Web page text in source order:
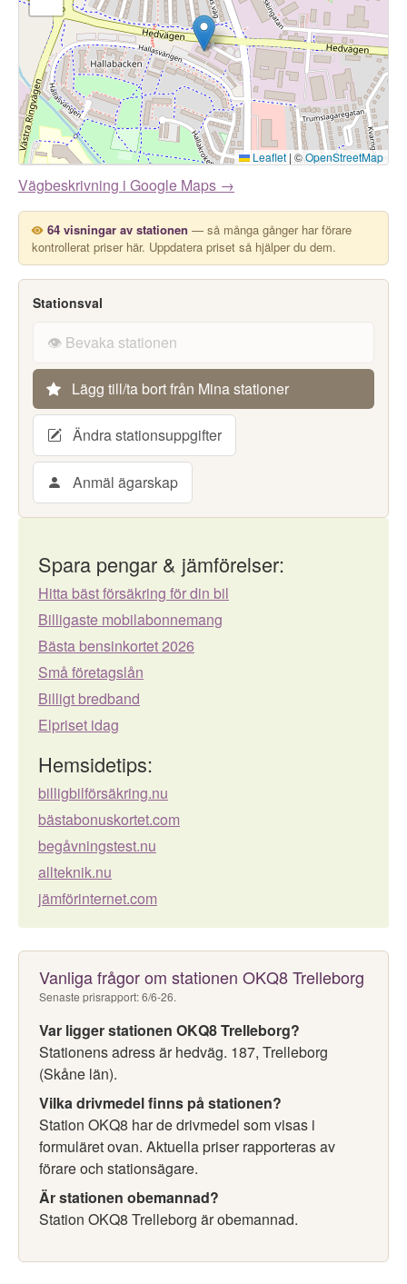
Leaflet | ©OpenStreetMap
Vägbeskrivning i Google Maps →
64 visningar av stationen — så många gånger har förare
kontrollerat priser här. Uppdatera priset så hjälper du dem.
Stationsval
👁️ Bevaka stationen
Lägg till/ta bort från Mina stationer
Ändra stationsuppgifter
Anmäl ägarskap
Spara pengar & jämförelser:
Hitta bäst försäkring för din bil
Billigaste mobilabonnemang
Bästa bensinkortet 2026
Små företagslån
Billigt bredband
Elpriset idag
Hemsidetips:
billigbilförsäkring.nu
bästabonuskortet.com
begåvningstest.nu
allteknik.nu
jämförinternet.com
Vanliga frågor om stationen OKQ8 Trelleborg
Senaste prisrapport: 6/6-26.
Var ligger stationen OKQ8 Trelleborg?
Stationens adress är hedväg. 187, Trelleborg
(Skåne län).
Vilka drivmedel finns på stationen?
Station OKQ8 har de drivmedel som visas i
formuläret ovan. Aktuella priser rapporteras av
förare och stationsägare.
Är stationen obemannad?
Station OKQ8 Trelleborg är obemannad.